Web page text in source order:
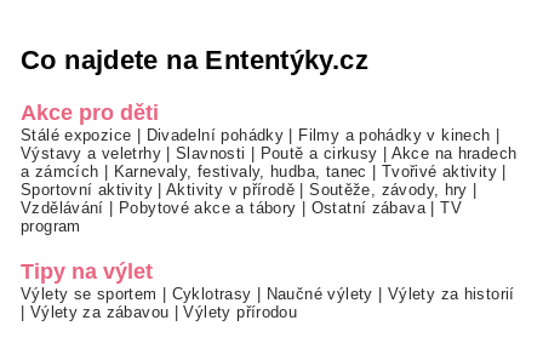
Co najdete na Ententýky.cz
Akce pro děti
Stálé expozice | Divadelní pohádky | Filmy a pohádky v kinech |
Výstavy a veletrhy|Slavnosti | Poutě a cirkusy | Akce na hradech
a zámcích | Karnevaly, festivaly, hudba, tanec | Tvořivé aktivity |
Sportovní aktivity|Aktivity v přírodě |Soutěže, závody, hry |
Vzdělávání | Pobytové akce a tábory | Ostatní zábava |TV
program
Tipy na výlet
Výlety se sportem | Cyklotrasy | Naučné výlety | Výlety za historií
| Výlety za zábavou |Výlety přírodou